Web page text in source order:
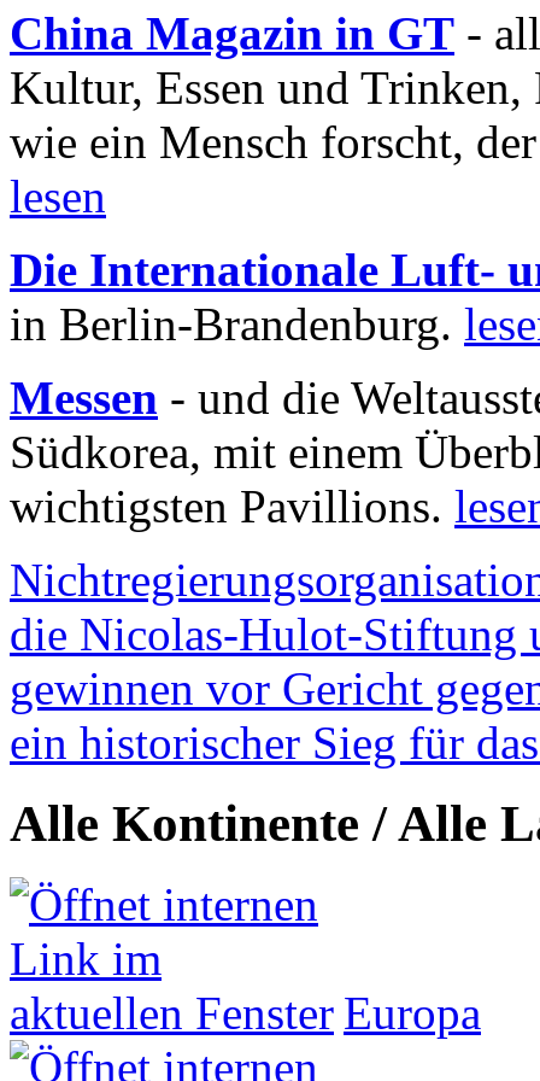
China Magazin in GT -
Kultur, Essen und
wie ein Mensch forscht,
lesen
Die Internationale Luft-
in Berlin-Brandenburg.
Messen - und die
Südkorea, mit einem
wichtigsten Pavillions.
die Nicolas-Hulot-Stiftung
gewinnen vor Gericht
ein historischer Sieg für
Alle Kontinente / Alle
Europa